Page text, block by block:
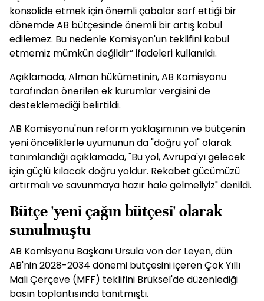
konsolide etmek için önemli çabalar sarf ettiği bir
dönemde AB bütçesinde önemli bir artış kabul
edilemez. Bu nedenle Komisyon'un teklifini kabul
etmemiz mümkün değildir” ifadeleri kullanıldı.
Açıklamada, Alman hükümetinin, AB Komisyonu
tarafından önerilen ek kurumlar vergisini de
desteklemediği belirtildi.
AB Komisyonu'nun reform yaklaşımının ve bütçenin
yeni önceliklerle uyumunun da "doğru yol" olarak
tanımlandığı açıklamada, "Bu yol, Avrupa'yı gelecek
için güçlü kılacak doğru yoldur. Rekabet gücümüzü
artırmalı ve savunmaya hazır hale gelmeliyiz" denildi.
Bütçe 'yeni çağın bütçesi' olarak
sunulmuştu
AB Komisyonu Başkanı Ursula von der Leyen, dün
AB'nin 2028-2034 dönemi bütçesini içeren Çok Yıllı
Mali Çerçeve (MFF) teklifini Brüksel'de düzenlediği
basın toplantısında tanıtmıştı.